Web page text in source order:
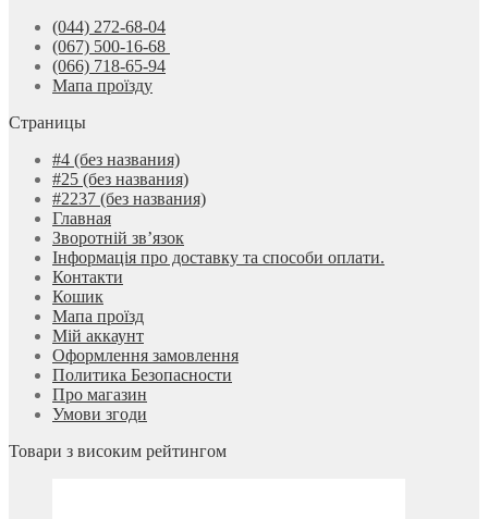
(044) 272-68-04
(067) 500-16-68
(066) 718-65-94
Мапа проїзду
Страницы
#4 (без названия)
#25 (без названия)
#2237 (без названия)
Главная
Зворотній зв’язок
Інформація про доставку та способи оплати.
Контакти
Кошик
Мапа проїзд
Мій аккаунт
Оформлення замовлення
Политика Безопасности
Про магазин
Умови згоди
Товари з високим рейтингом